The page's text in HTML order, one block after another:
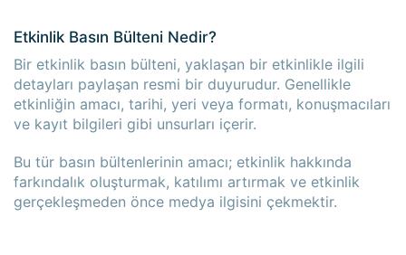
Etkinlik Basın Bülteni Nedir?
Bir etkinlik basın bülteni, yaklaşan bir etkinlikle ilgili
detayları paylaşan resmi bir duyurudur. Genellikle
etkinliğin amacı, tarihi, yeri veya formatı, konuşmacıları
ve kayıt bilgileri gibi unsurları içerir.
Bu tür basın bültenlerinin amacı; etkinlik hakkında
farkındalık oluşturmak, katılımı artırmak ve etkinlik
gerçekleşmeden önce medya ilgisini çekmektir.